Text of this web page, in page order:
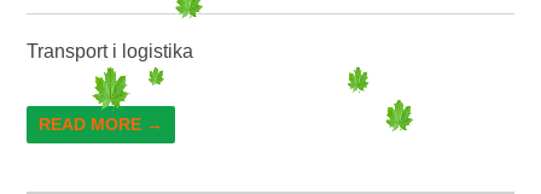
Transport i logistika
READ MORE →